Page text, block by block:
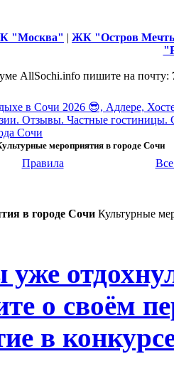
"Москва" | ЖК "Остров
AllSochi.info пишите на почту:
в Сочи 2026 😎, Адлере,
Отзывы. Частные гостиницы.
Сочи
мероприятия в городе Сочи
Правила
в городе Сочи Культурные
уже
о своём
в